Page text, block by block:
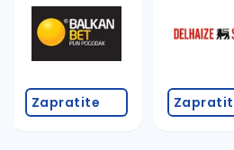
Zapratite